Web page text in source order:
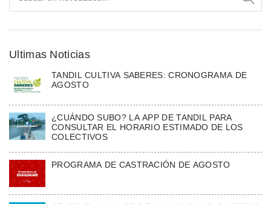
Ultimas Noticias
TANDIL CULTIVA SABERES: CRONOGRAMA DE
AGOSTO
¿CUÁNDO SUBO? LA APP DE TANDIL PARA
CONSULTAR EL HORARIO ESTIMADO DE LOS
COLECTIVOS
PROGRAMA DE CASTRACIÓN DE AGOSTO